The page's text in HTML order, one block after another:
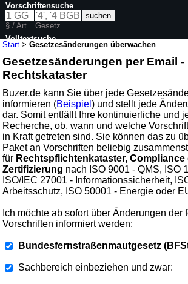
Start >Gesetzesänderungen überwachen
Gesetzesänderungen per Email -
Rechtskataster
Buzer.de kann Sie über jede
informieren (Beispiel) und stellt jede
dar. Somit entfällt Ihre kontinuierliche und
Recherche, ob, wann und welche
in Kraft getreten sind. Sie können das zu
Paket an Vorschriften beliebig
für Rechtspflichtenkataster, Compliance
Zertifizierung nach ISO 9001 - QMS, ISO
ISO/IEC 27001 - Informationssicherheit,
Arbeitsschutz, ISO 50001 - Energie oder
Ich möchte ab sofort über Änderungen der
Vorschriften informiert werden:
Bundesfernstraßenmautgesetz
Sachbereich einbeziehen und zwar:
Vorschriftensuche
§ / Art.
Gesetz
Volltextsuche